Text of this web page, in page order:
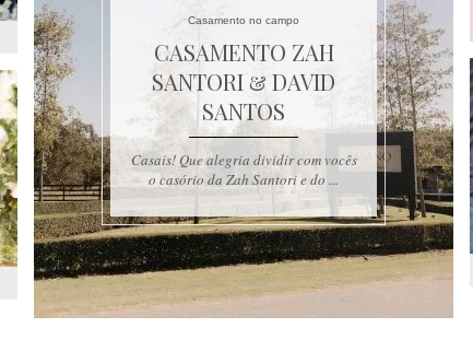
Casamento no campo
CASAMENTO ZAH
SANTORI & DAVID
SANTOS
Casais! Que alegria dividir com vocês
o casório da Zah Santori e do ...